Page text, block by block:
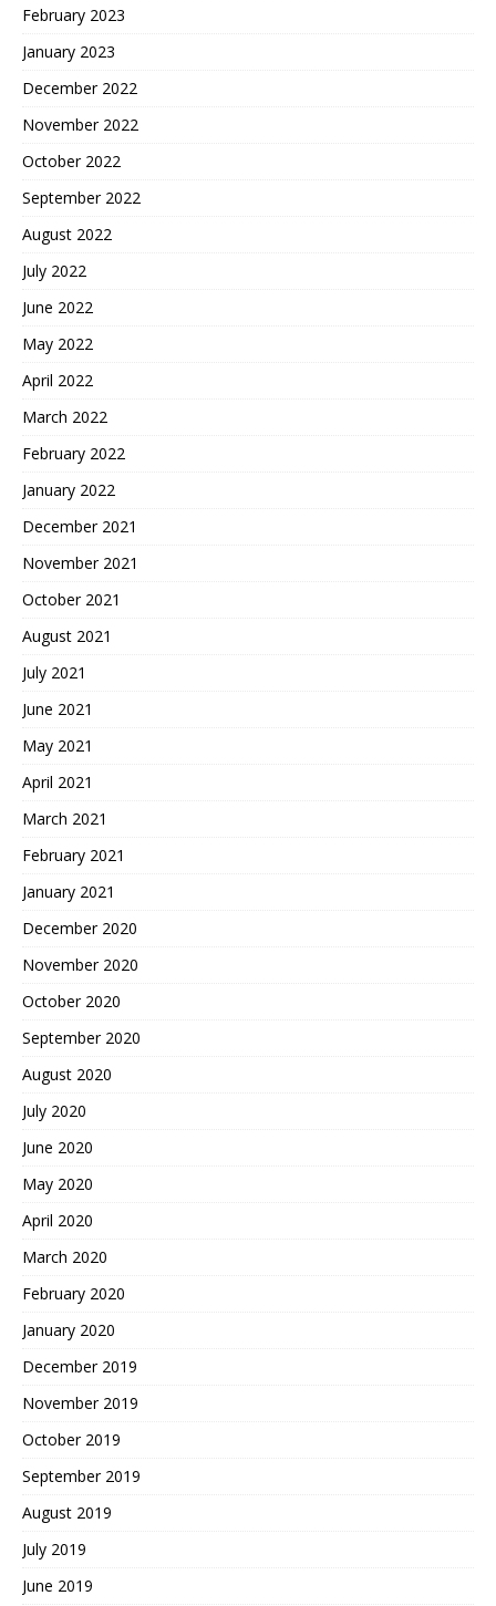
February 2023
January 2023
December 2022
November 2022
October 2022
September 2022
August 2022
July 2022
June 2022
May 2022
April 2022
March 2022
February 2022
January 2022
December 2021
November 2021
October 2021
August 2021
July 2021
June 2021
May 2021
April 2021
March 2021
February 2021
January 2021
December 2020
November 2020
October 2020
September 2020
August 2020
July 2020
June 2020
May 2020
April 2020
March 2020
February 2020
January 2020
December 2019
November 2019
October 2019
September 2019
August 2019
July 2019
June 2019